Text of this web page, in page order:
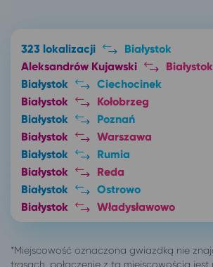
323 lokalizacji
Białystok
Aleksandrów Kujawski
Białystok
Białystok
Ciechocinek
Białystok
Kołobrzeg
Białystok
Poznań
Białystok
Warszawa
Białystok
Rumia
Białystok
Reda
Białystok
Ostrowo
Białystok
Władysławowo
Białystok
Sopot
Białystok
Jastrzębia Góra